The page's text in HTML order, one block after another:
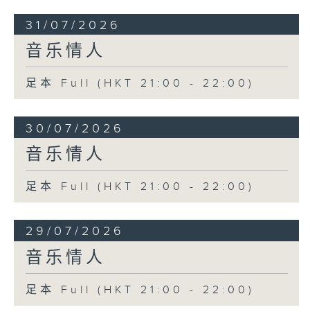
31/07/2026
音乐情人
足本 Full (HKT 21:00 - 22:00)
30/07/2026
音乐情人
足本 Full (HKT 21:00 - 22:00)
29/07/2026
音乐情人
足本 Full (HKT 21:00 - 22:00)